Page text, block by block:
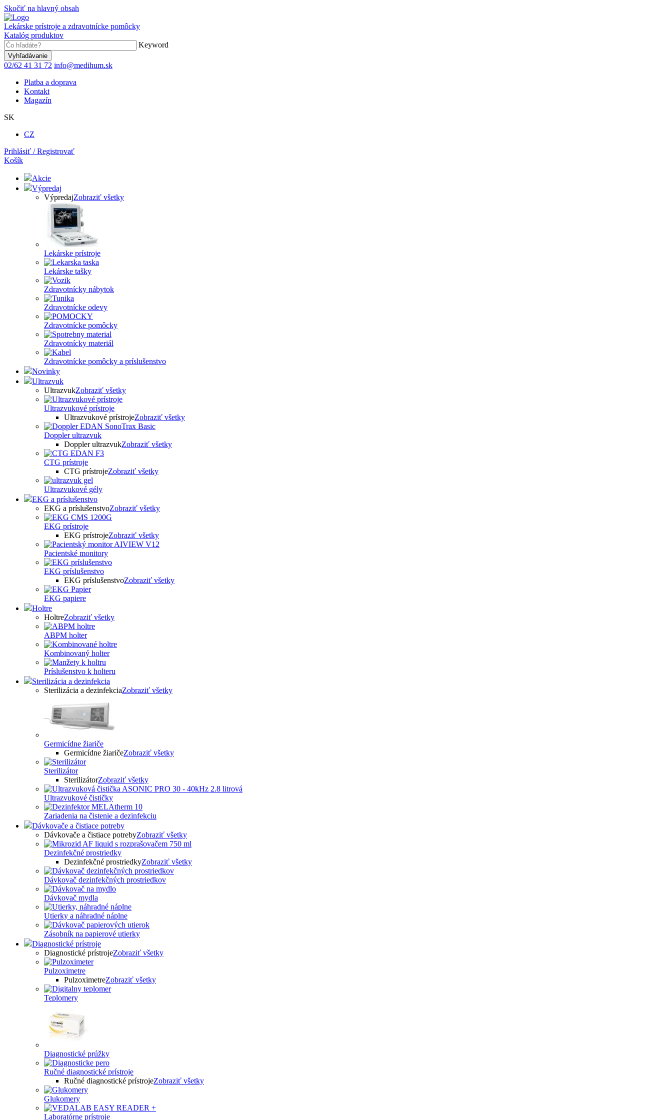
Skočiť na hlavný obsah
Lekárske prístroje a zdravotnícke pomôcky
Katalóg produktov
Keyword
02/62 41 31 72 info@medihum.sk
Platba a doprava
Kontakt
Magazín
SK
CZ
Prihlásiť / Registrovať
Košík
Akcie
Výpredaj
VýpredajZobraziť všetky
Lekárske prístroje
Lekárske tašky
Zdravotnícky nábytok
Zdravotnícke odevy
Zdravotnícke pomôcky
Zdravotnícky materiál
Zdravotnícke pomôcky a príslušenstvo
Novinky
Ultrazvuk
UltrazvukZobraziť všetky
Ultrazvukové prístroje
Ultrazvukové prístrojeZobraziť všetky
Doppler ultrazvuk
Doppler ultrazvukZobraziť všetky
CTG prístroje
CTG prístrojeZobraziť všetky
Ultrazvukové gély
EKG a príslušenstvo
EKG a príslušenstvoZobraziť všetky
EKG prístroje
EKG prístrojeZobraziť všetky
Pacientské monitory
EKG príslušenstvo
EKG príslušenstvoZobraziť všetky
EKG papiere
Holtre
HoltreZobraziť všetky
ABPM holter
Kombinovaný holter
Príslušenstvo k holteru
Sterilizácia a dezinfekcia
Sterilizácia a dezinfekciaZobraziť všetky
Germicídne žiariče
Germicídne žiaričeZobraziť všetky
Sterilizátor
SterilizátorZobraziť všetky
Ultrazvukové čističky
Zariadenia na čistenie a dezinfekciu
Dávkovače a čistiace potreby
Dávkovače a čistiace potrebyZobraziť všetky
Dezinfekčné prostriedky
Dezinfekčné prostriedkyZobraziť všetky
Dávkovač dezinfekčných prostriedkov
Dávkovač mydla
Utierky a náhradné náplne
Zásobník na papierové utierky
Diagnostické prístroje
Diagnostické prístrojeZobraziť všetky
Pulzoximetre
PulzoximetreZobraziť všetky
Teplomery
Diagnostické prúžky
Ručné diagnostické prístroje
Ručné diagnostické prístrojeZobraziť všetky
Glukomery
Laboratórne prístroje